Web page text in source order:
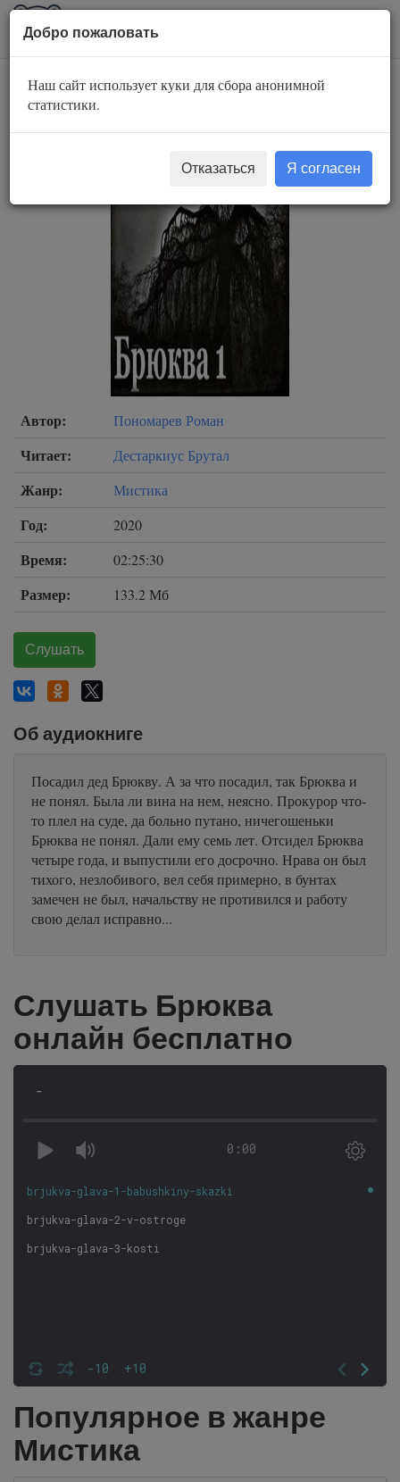
AuBook.org
Брюква
Автор: Пономарев Роман
Читает: Дестаркиус Брутал
Жанр: Мистика
Год: 2020
Время: 02:25:30
Размер: 133.2 Мб
Слушать
Об аудиокниге
Посадил дед Брюкву. А за что посадил, так Брюква и
не понял. Была ли вина на нем, неясно. Прокурор что-
то плел на суде, да больно путано, ничегошеньки
Брюква не понял. Дали ему семь лет. Отсидел Брюква
четыре года, и выпустили его досрочно. Нрава он был
тихого, незлобивого, вел себя примерно, в бунтах
замечен не был, начальству не противился и работу
свою делал исправно...
Слушать Брюква
онлайн бесплатно
-
0:00
-10 +10
brjukva-glava-1-babushkiny-skazki
brjukva-glava-2-v-ostroge
brjukva-glava-3-kosti
Популярное в жанре
Мистика
Добро пожаловать
Наш сайт использует куки для сбора анонимной
статистики.
Отказаться Я согласен